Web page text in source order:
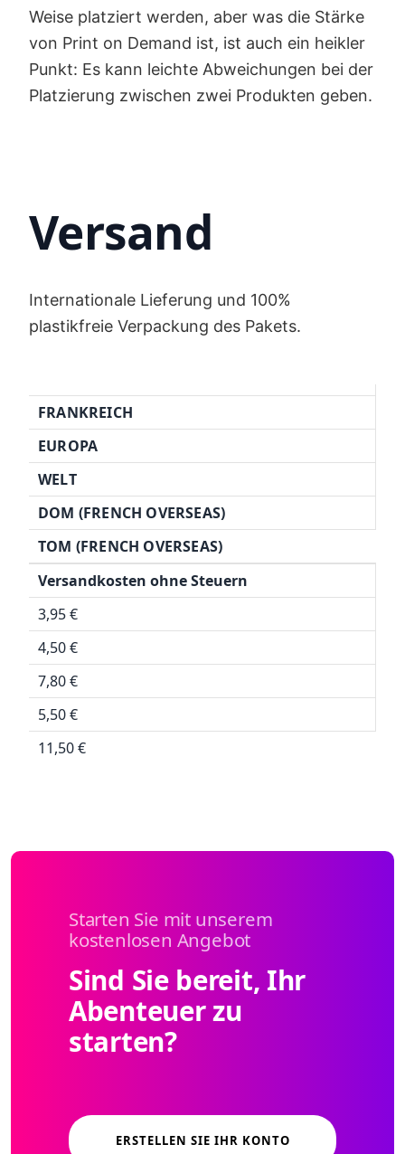
Weise platziert werden, aber was die Stärke
von Print on Demand ist, ist auch ein heikler
Punkt: Es kann leichte Abweichungen bei der
Platzierung zwischen zwei Produkten geben.
Versand
Internationale Lieferung und 100%
plastikfreie Verpackung des Pakets.
FRANKREICH
EUROPA
WELT
DOM (FRENCH OVERSEAS)
TOM (FRENCH OVERSEAS)
Versandkosten ohne Steuern
3,95 €
4,50 €
7,80 €
5,50 €
11,50 €
Starten Sie mit unserem
kostenlosen Angebot
Sind Sie bereit, Ihr
Abenteuer zu
starten?
ERSTELLEN SIE IHR KONTO